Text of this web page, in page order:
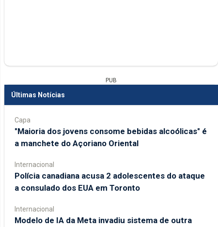
PUB
Últimas Notícias
Capa
"Maioria dos jovens consome bebidas alcoólicas" é
a manchete do Açoriano Oriental
Internacional
Polícia canadiana acusa 2 adolescentes do ataque
a consulado dos EUA em Toronto
Internacional
Modelo de IA da Meta invadiu sistema de outra